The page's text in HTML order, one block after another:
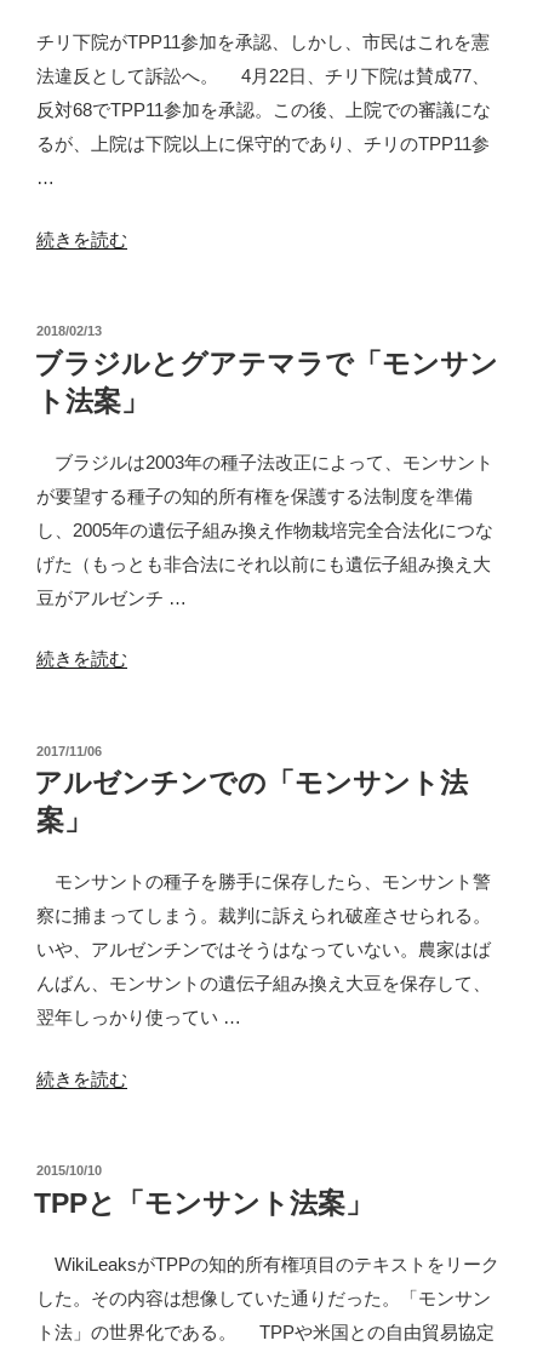
の
モ
ン
サ
ン
と
の
闘
チリ下院がTPP11参加を承認、しかし、市民はこれを憲
法違反として訴訟へ。 4月22日、チリ下院は賛成77、
反対68でTPP11参加を承認。この後、上院での審議にな
るが、上院は下院以上に保守的であり、チリのTPP11参
…
“チ
の
TPP・
モ
ン
ト
法
案
い”
の
続きを読む
投
稿
日:
2018/02/13
ブラジルとグアテマラで「モンサン
ト法案」
ブラジルは2003年の種子法改正によって、モンサント
が要望する種子の知的所有権を保護する法制度を準備
し、2005年の遺伝子組み換え作物栽培完全合法化につな
げた（もっとも非合法にそれ以前にも遺伝子組み換え大
豆がアルゼンチ …
“ブ
ル
と
グ
マ
ラ
で
「モ
ト
法
続きを読む
投
稿
日:
2017/11/06
アルゼンチンでの「モンサント法
案」
モンサントの種子を勝手に保存したら、モンサント警
察に捕まってしまう。裁判に訴えられ破産させられる。
いや、アルゼンチンではそうはなっていない。農家はば
んばん、モンサントの遺伝子組み換え大豆を保存して、
翌年しっかり使ってい …
“ア
ン
チ
続きを読む
投
稿
日:
2015/10/10
TPPと「モンサント法案」
WikiLeaksがTPPの知的所有権項目のテキストをリーク
した。その内容は想像していた通りだった。「モンサン
ト法」の世界化である。 TPPや米国との自由貿易協定